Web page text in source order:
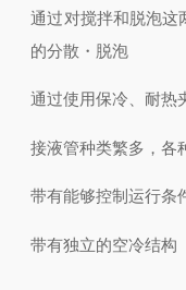
通过对搅拌和脱泡这
的分散・脱泡
通过使用保冷、耐热
接液管种类繁多，各
带有能够控制运行条
带有独立的空冷结构